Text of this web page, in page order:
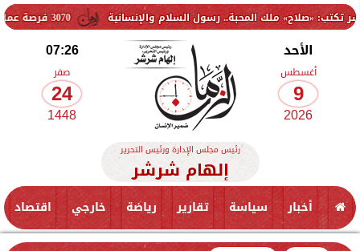
3070 فرصة عمل جديدة بالقطاع الخاص.. وظائف برواتب تصل إلى 9500 جنيه ملك المحبة.. رسول السلام والإنسانية
الأحد
أغسطس
9
2026
07:26
صفر
24
1448
رئيس مجلس الإدارة ورئيس التحرير
إلهام شرشر
أخبار سياسة تقارير رياضة خارجي اقتصاد